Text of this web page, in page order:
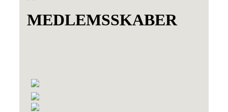
MEDLEMSSKABER